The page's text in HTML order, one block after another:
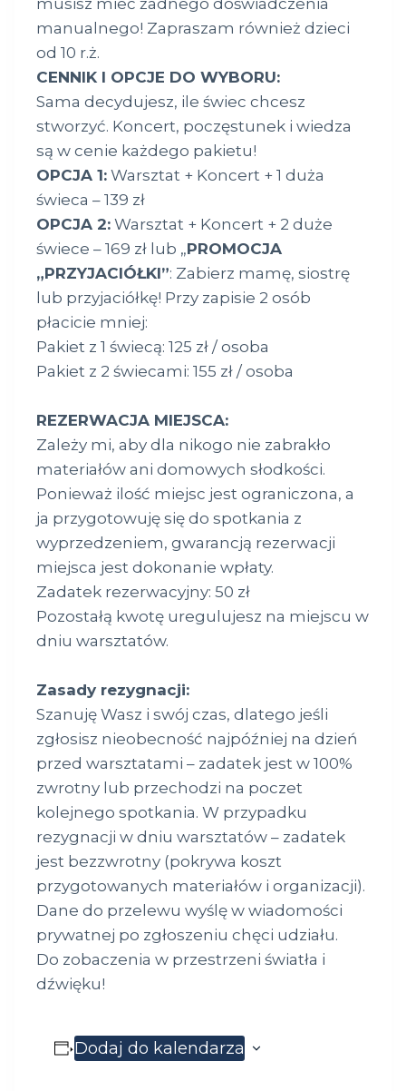
musisz mieć żadnego doświadczenia
manualnego! Zapraszam również dzieci
od 10 r.ż.
CENNIK I OPCJE DO WYBORU:
Sama decydujesz, ile świec chcesz
stworzyć. Koncert, poczęstunek i wiedza
są w cenie każdego pakietu!
OPCJA 1: Warsztat + Koncert + 1 duża
świeca – 139 zł
OPCJA 2: Warsztat + Koncert + 2 duże
świece – 169 zł lub „PROMOCJA
„PRZYJACIÓŁKI”: Zabierz mamę, siostrę
lub przyjaciółkę! Przy zapisie 2 osób
płacicie mniej:
Pakiet z 1 świecą: 125 zł / osoba
Pakiet z 2 świecami: 155 zł / osoba
REZERWACJA MIEJSCA:
Zależy mi, aby dla nikogo nie zabrakło
materiałów ani domowych słodkości.
Ponieważ ilość miejsc jest ograniczona, a
ja przygotowuję się do spotkania z
wyprzedzeniem, gwarancją rezerwacji
miejsca jest dokonanie wpłaty.
Zadatek rezerwacyjny: 50 zł
Pozostałą kwotę uregulujesz na miejscu w
dniu warsztatów.
Zasady rezygnacji:
Szanuję Wasz i swój czas, dlatego jeśli
zgłosisz nieobecność najpóźniej na dzień
przed warsztatami – zadatek jest w 100%
zwrotny lub przechodzi na poczet
kolejnego spotkania. W przypadku
rezygnacji w dniu warsztatów – zadatek
jest bezzwrotny (pokrywa koszt
przygotowanych materiałów i organizacji).
Dane do przelewu wyślę w wiadomości
prywatnej po zgłoszeniu chęci udziału.
Do zobaczenia w przestrzeni światła i
dźwięku!
Dodaj do kalendarza